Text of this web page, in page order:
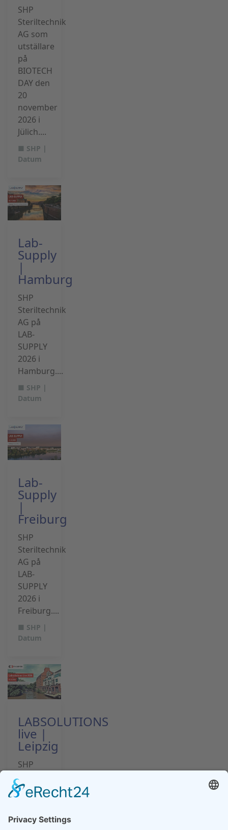
SHP
Steriltechnik
AG som
utställare
på
BIOTECH
DAY den
20
november
2026 i
Jülich....
■ SHP |
Datum
Lab-
Supply
|
Hamburg
SHP
Steriltechnik
AG på
LAB-
SUPPLY
2026 i
Hamburg....
■ SHP |
Datum
Lab-
Supply
|
Freiburg
SHP
Steriltechnik
AG på
LAB-
SUPPLY
2026 i
Freiburg....
■ SHP |
Datum
LABSOLUTIONS
live |
Leipzig
SHP
Steriltechnik
AG på
LABSOLUTIONS
2026 i